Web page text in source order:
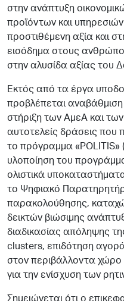
στην ανάπτυξη
προϊόντων και υπηρεσιών
προστιθέμενη αξία και
εισόδημα στους
στην αλυσίδα αξίας του
Εκτός από τα έργα
προβλέπεται
στήριξη των ΑμεΑ και
αυτοτελείς δράσεις που
το πρόγραμμα
υλοποίηση του
ολιστικά
το Ψηφιακό
παρακολούθησης,
δεικτών βιώσιμης
διαδικασίας απόληψης
clusters, επιδότηση
στον περιβάλλοντα
για την ενίσχυση των
Σημειώνεται ότι ο